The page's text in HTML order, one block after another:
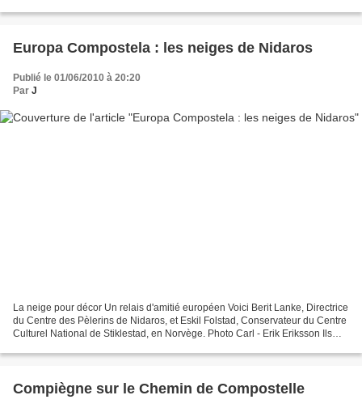
Europa Compostela : les neiges de Nidaros
Publié le 01/06/2010 à 20:20
Par J
La neige pour décor Un relais d'amitié européen Voici Berit Lanke, Directrice
du Centre des Pèlerins de Nidaros, et Eskil Folstad, Conservateur du Centre
Culturel National de Stiklestad, en Norvège. Photo Carl - Erik Eriksson Ils
Compiègne sur le Chemin de Compostelle